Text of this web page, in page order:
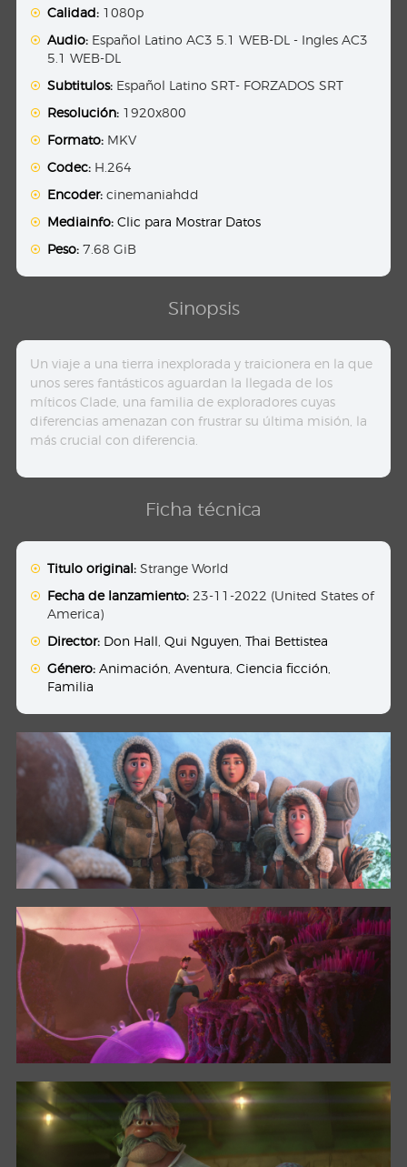
Calidad: 1080p
Audio: Español Latino AC3 5.1 WEB-DL - Ingles AC3
5.1 WEB-DL
Subtitulos: Español Latino SRT- FORZADOS SRT
Resolución: 1920x800
Formato: MKV
Codec: H.264
Encoder: cinemaniahdd
Mediainfo: Clic para Mostrar Datos
Peso: 7.68 GiB
Sinopsis
Un viaje a una tierra inexplorada y traicionera en la que
unos seres fantásticos aguardan la llegada de los
míticos Clade, una familia de exploradores cuyas
diferencias amenazan con frustrar su última misión, la
más crucial con diferencia.
Ficha técnica
Titulo original: Strange World
Fecha de lanzamiento: 23-11-2022 (United States of
America)
Director: Don Hall ,Qui Nguyen ,Thai Bettistea
Género: Animación ,Aventura ,Ciencia ficción
Familia